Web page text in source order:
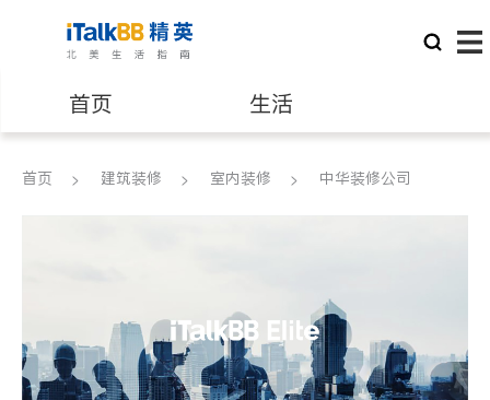
首页 生活
医生 律师
会计师
建筑装修
首页 建筑装修 室内装修 中华装修公司